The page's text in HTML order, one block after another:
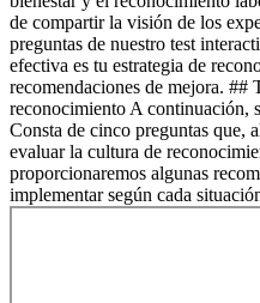
de compartir la visión de los
preguntas de nuestro test
efectiva es tu estrategia de
recomendaciones de mejora. ##
reconocimiento A continuación,
Consta de cinco preguntas que,
evaluar la cultura de
proporcionaremos algunas
implementar según cada